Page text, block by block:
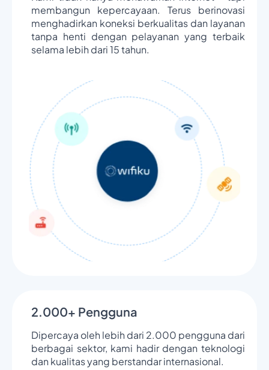
membangun kepercayaan. Terus berinovasi
menghadirkan koneksi berkualitas dan layanan
tanpa henti dengan pelayanan yang terbaik
selama lebih dari 15 tahun.
2.000+ Pengguna
Dipercaya oleh lebih dari 2.000 pengguna dari
berbagai sektor, kami hadir dengan teknologi
dan kualitas yang berstandar internasional.